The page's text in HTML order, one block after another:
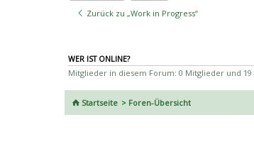
Zurück zu „Work in Progress“
WER IST ONLINE?
Mitglieder in diesem Forum: 0 Mitglieder und 19
Startseite Foren-Übersicht